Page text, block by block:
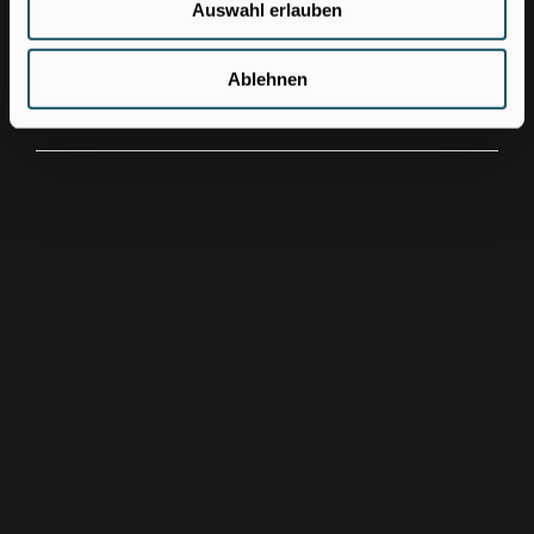
Auswahl erlauben
Ablehnen
Jetzt bewerben!